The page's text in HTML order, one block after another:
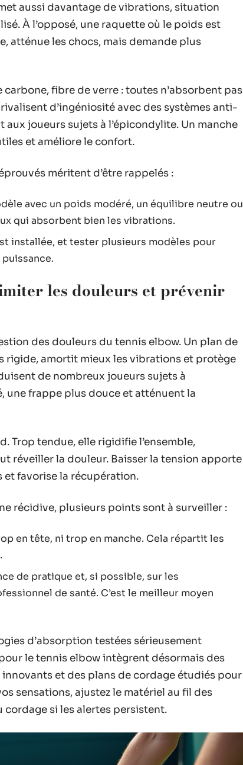
aussi davantage de vibrations, situation
À l’opposé, une raquette où le poids est
atténue les chocs, mais demande plus
fibre de verre : toutes n’absorbent pas
d’ingéniosité avec des systèmes anti-
joueurs sujets à l’épicondylite. Un manche
et améliore le confort.
méritent d’être rappelés :
avec un poids modéré, un équilibre neutre ou
qui absorbent bien les vibrations.
installée, et tester plusieurs modèles pour
les douleurs et prévenir
des douleurs du tennis elbow. Un plan de
rigide, amortit mieux les vibrations et protège
de nombreux joueurs sujets à
une frappe plus douce et atténuent la
Trop tendue, elle rigidifie l’ensemble,
réveiller la douleur. Baisser la tension apporte
favorise la récupération.
récidive, plusieurs points sont à surveiller :
en tête, ni trop en manche. Cela répartit les
de pratique et, si possible, sur les
de santé. C’est le meilleur moyen
d’absorption testées sérieusement
le tennis elbow intègrent désormais des
et des plans de cordage étudiés pour
sensations, ajustez le matériel au fil des
cordage si les alertes persistent.